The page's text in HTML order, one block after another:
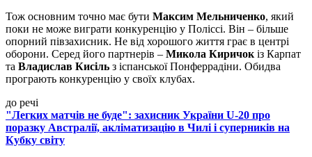
Тож основним точно має бути Максим Мельниченко, який
поки не може виграти конкуренцію у Поліссі. Він – більше
опорний півзахисник. Не від хорошого життя грає в центрі
оборони. Серед його партнерів – Микола Киричокіз Карпат
та Владислав Кисіль з іспанської Понферрадіни. Обидва
програють конкуренцію у своїх клубах.
до речі
"Легких матчів не буде": захисник України U-20 про
поразку Австралії, акліматизацію в Чилі і суперників на
Кубку світу